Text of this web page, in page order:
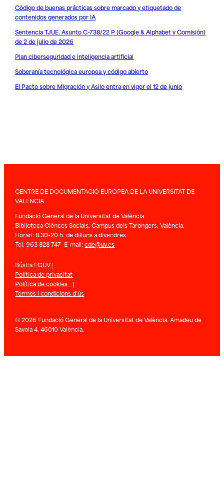
Código de buenas prácticas sobre marcado y etiquetado de
contenidos generados por IA
Sentencia TJUE. Asunto C-738/22 P (Google & Alphabet v Comisión)
de 2 de julio de 2026
Plan ciberseguridad e inteligencia artificial
Soberanía tecnológica europea y código abierto
El Pacto sobre Migración y Asilo entra en vigor el 12 de junio
CENTRE DE DOCUMENTACIÓ EUROPEA DE LA UNIVERSITAT DE
VALENCIA
Fundació General de la Universitat de València
Biblioteca Ciènces Socials. Campus dels Tarongers. València.
Horari: 8.30-20 h. de dilluns a divendres.
Tel. 963 828 747 E-mail:cde@uv.es
Bústia FGUV|
Política de privacitat
Política de cookies |
Termes i condicions d’ús
© 2026 Fundació General de la Universitat de València. Amadeu de
Savoia 4. 46010 València.